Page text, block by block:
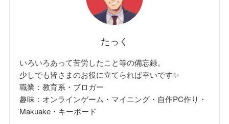
たっく
いろいろあって苦労したこと等の備忘録。
少しでも皆さまのお役に立てられば幸いです✨
職業：教育系・ブロガー
趣味：オンラインゲーム・マイニング・自作PC作り・
Makuake・キーボード